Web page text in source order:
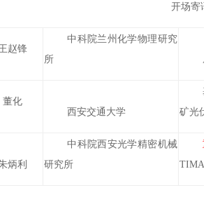
开场寄语
赵锋
中科院兰州化学物理研究
所
董化
西安交通大学
矿光伏
炳利
中科院西安光学精密机械
研究所